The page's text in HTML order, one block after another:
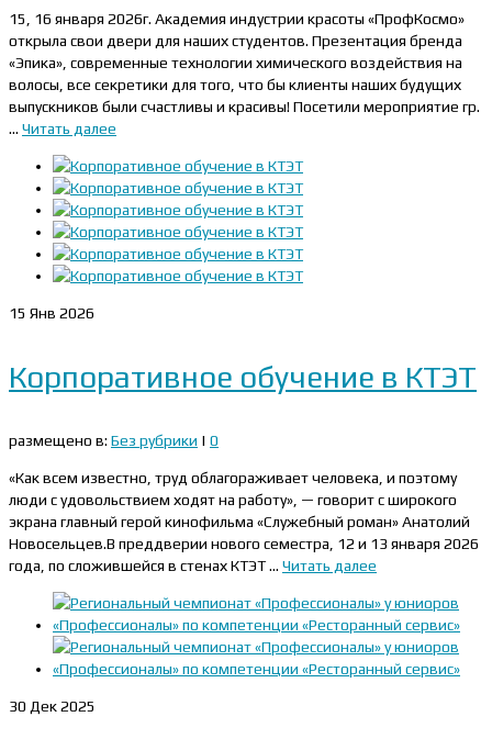
15, 16 января 2026г. Академия индустрии красоты «ПрофКосмо»
открыла свои двери для наших студентов. Презентация бренда
«Эпика», современные технологии химического воздействия на
волосы, все секретики для того, что бы клиенты наших будущих
выпускников были счастливы и красивы! Посетили мероприятие гр.
… Читать далее
15 Янв 2026
Корпоративное обучение в КТЭТ
размещено в: Без рубрики | 0
«Как всем известно, труд облагораживает человека, и поэтому
люди с удовольствием ходят на работу», — говорит с широкого
экрана главный герой кинофильма «Служебный роман» Анатолий
Новосельцев.В преддверии нового семестра, 12 и 13 января 2026
года, по сложившейся в стенах КТЭТ … Читать далее
30 Дек 2025